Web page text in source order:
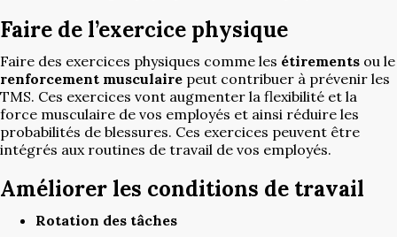
Faire de l’exercice physique
Faire des exercices physiques comme les étirements ou le
renforcement musculaire peut contribuer à prévenir les
TMS. Ces exercices vont augmenter la flexibilité et la
force musculaire de vos employés et ainsi réduire les
probabilités de blessures. Ces exercices peuvent être
intégrés aux routines de travail de vos employés.
Améliorer les conditions de travail
Rotation des tâches